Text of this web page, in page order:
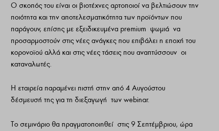
Ο σκοπός του είναι οι βιοτέχνες αρτοποιοί να βελτιώσουν την
ποιότητα και την αποτελεσματικότητα των προϊόντων που
παράγουν, επίσης με εξειδικευμένα premium ψωμιά να
προσαρμοστούν στις νέες ανάγκες που επιβάλει η εποχή του
κορονοϊού αλλά και στις νέες τάσεις που αναπτύσσουν οι
καταναλωτές.
Η εταιρεία παραμένει πιστή στην από 4 Αυγούστου
δέσμευσή της για τη διεξαγωγή των webinar.
Το σεμινάριο θα πραγματοποιηθεί στις 9 Σεπτέμβριου, ώρα